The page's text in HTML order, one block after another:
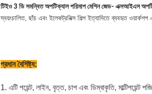
টিইও 3 ডি সমন্বিত অপটিক্যাল পরিমাপ মেশিন জেড- এক্সআইএস
স্বয়ংচালিত, ছাঁচ এবং ইলেকট্রনিক্স শিল্প ইত্যাদিতে ব্যবহৃত
প্রধান বৈশিষ্ট্য:
1. এটি পয়েন্ট, লাইন, বৃত্ত, চাপ এবং ডিম্বাকৃতি, মাল্টিপয়েন্ট